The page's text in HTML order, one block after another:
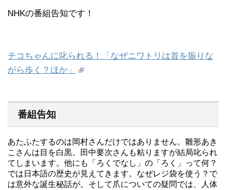
NHKの番組告知です！
チコちゃんに叱られる！「なぜニワトリは首を振りな
がら歩く？ほか」
番組告知
あたふたするのは岡村さんだけではありません。雛形あき
こさんは目を白黒。田中要次さんも粘りますが結局叱られ
てしまいます。他にも「ろくでなし」の「ろく」って何？
では日本語の歴史が見えてきます。なぜレジ袋を使う？で
は意外な誕生秘話が。そして爪についての疑問では、人体